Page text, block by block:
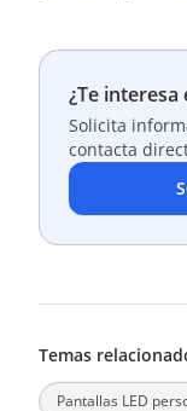
¿Te interesa
Solicita
contacta
Temas
Pantallas LED